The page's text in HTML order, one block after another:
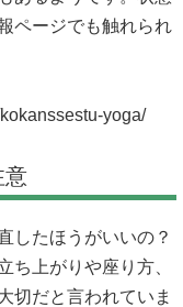
ページでも触れられ
yoga/
意
したほうがいいの？
ち上がりや座り方、
切だと言われていま